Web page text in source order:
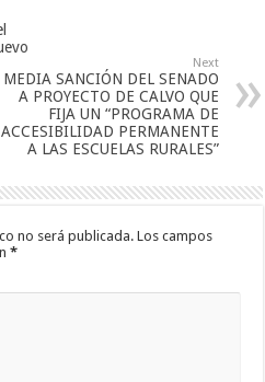
Next
MEDIA SANCIÓN DEL SENADO
A PROYECTO DE CALVO QUE
FIJA UN “PROGRAMA DE
ACCESIBILIDAD PERMANENTE
A LAS ESCUELAS RURALES”
no será publicada. Los campos
*